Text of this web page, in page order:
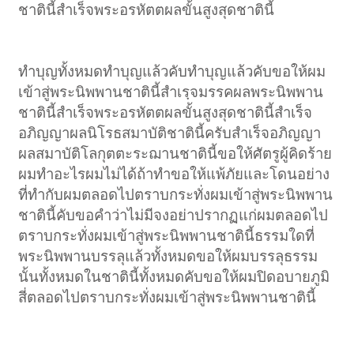
ชาตินี้สำเร็จพระอรหัตตผลขั้นสูงสุดชาตินี้
ทำบุญทั้งหมดทำบุญแล้วคับทำบุญแล้วคับขอให้ผม
เข้าสู่พระนิพพานชาตินี้สำเรฺจมรรคผลพระนิพพาน
ชาตินี้สำเร็จพระอรหัตตผลขั้นสูงสุดชาตินี้สำเร็จ
อภิญญาผลนิโรธสมาบัติชาตินี้ครับสำเร็จอภิญญา
ผลสมาบัติโลกุตตะระฌานชาตินี้ขอให้ศัตรูผู้คิดร้าย
ผมทำอะไรผมไม่ได้ถ้าทำขอให้แพ้ภัยและโดนอย่าง
ที่ทำกับผมตลอดไปตราบกระทั่งผมเข้าสู่พระนิพพาน
ชาตินี้คับขอคำว่าไม่มีจงอย่าปรากฏแก่ผมตลอดไป
ตราบกระทั่งผมเข้าสู่พระนิพพานชาตินี้ธรรมใดที่
พระนิพพานบรรลุแล้วทั้งหมดขอให้ผมบรรลุธรรม
นั้นทั้งหมดในชาตินี้ทั้งหมดคับขอให้ผมปิดอบายภูมิ
สี่ตลอดไปตราบกระทั่งผมเข้าสู่พระนิพพานชาตินี้